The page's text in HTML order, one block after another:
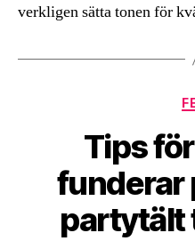
verkligen sätta tonen för
Tips
funderar
partytält